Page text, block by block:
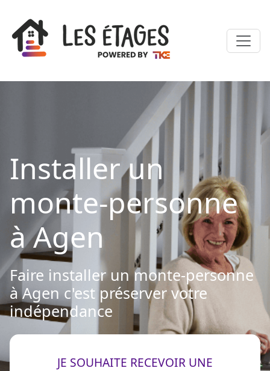
Installer un
monte-personne
à Agen
Faire installer un monte-personne
à Agen c'est préserver votre
indépendance
JE SOUHAITE RECEVOIR UNE